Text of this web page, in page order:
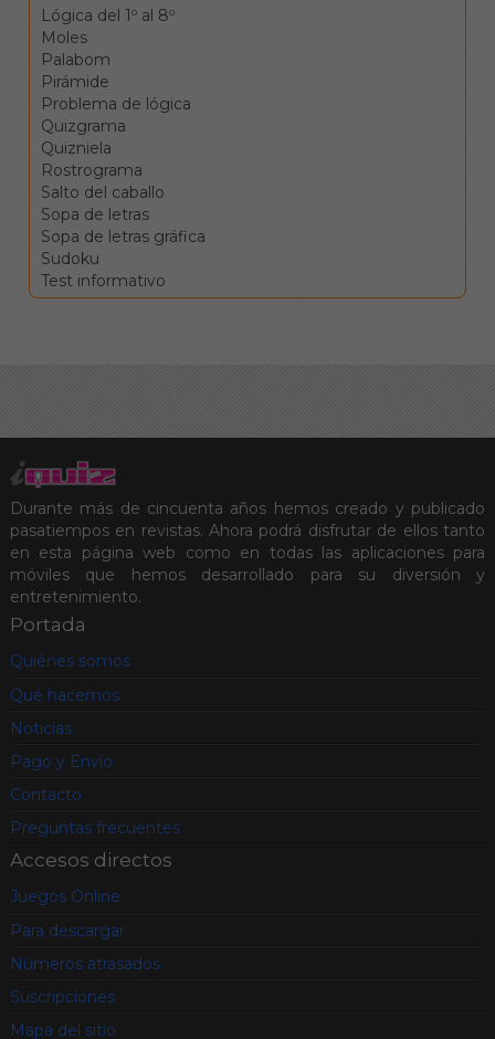
Lógica del 1º al 8º
Moles
Palabom
Pirámide
Problema de lógica
Quizgrama
Quizniela
Rostrograma
Salto del caballo
Sopa de letras
Sopa de letras gráfica
Sudoku
Test informativo
Durante más de cincuenta años hemos creado y publicado
pasatiempos en revistas. Ahora podrá disfrutar de ellos tanto
en esta página web como en todas las aplicaciones para
móviles que hemos desarrollado para su diversión y
entretenimiento.
Portada
Quiénes somos
Qué hacemos
Noticias
Pago y Envío
Contacto
Preguntas frecuentes
Accesos directos
Juegos Online
Para descargar
Números atrasados
Suscripciones
Mapa del sitio
celdas
solución le ayudarán en el
puntuación final.